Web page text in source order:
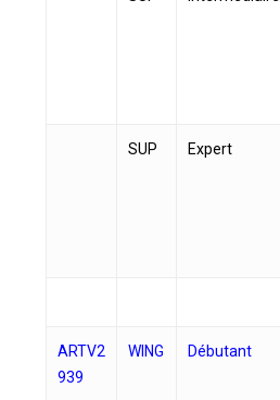
SUP Expert
ARTV2
939
WING Débutant